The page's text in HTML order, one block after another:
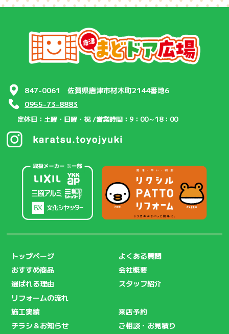
847-0061 佐賀県唐津市材木町2144番地6
0955-73-8883
定休日：土曜・日曜・祝 /営業時間：9：00～18：00
トップページ
おすすめ商品
選ばれる理由
リフォームの流れ
よくある質問
会社概要
スタッフ紹介
施工実績
チラシ＆お知らせ
来店予約
ご相談・お見積り